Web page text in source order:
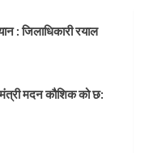
: जिलाधिकारी रयाल
मदन कौशिक को छ: